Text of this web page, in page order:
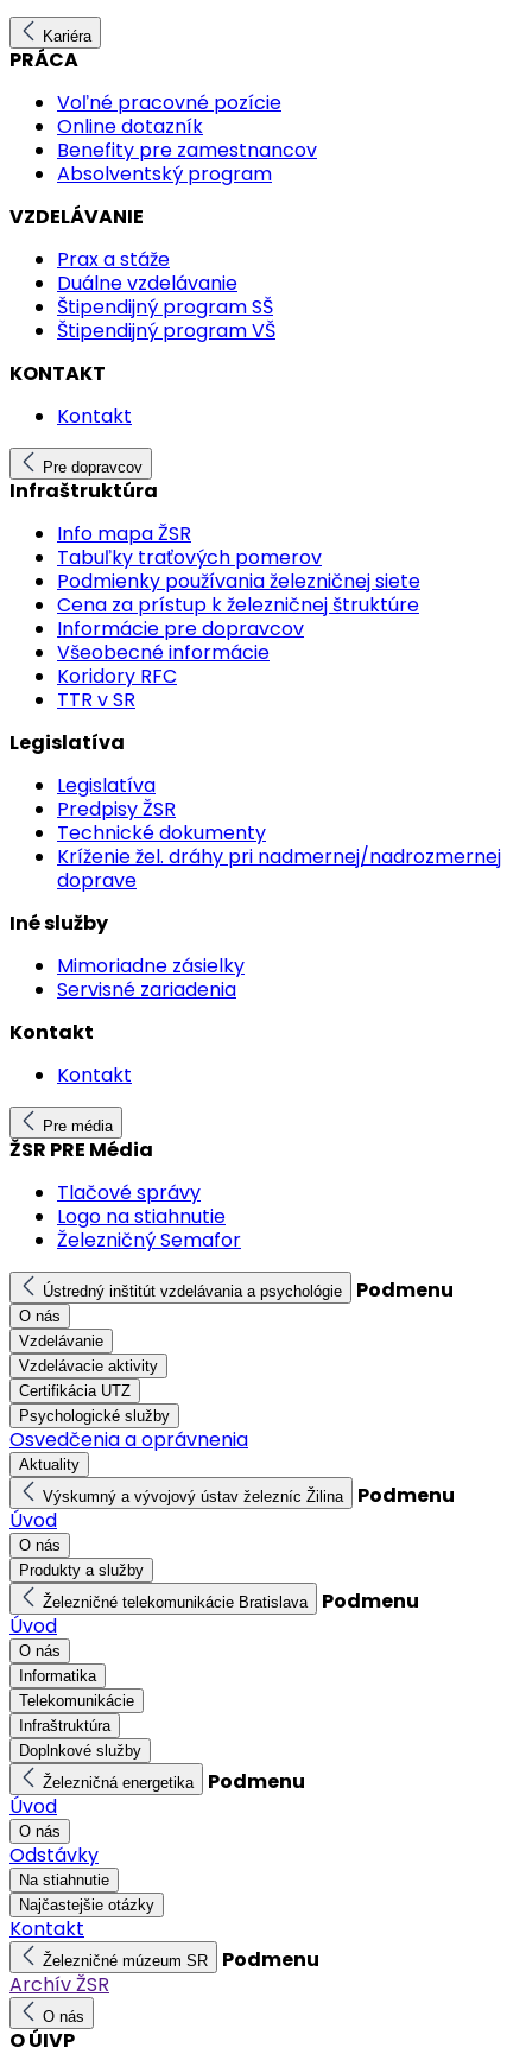
Kariéra
PRÁCA
Voľné pracovné pozície
Online dotazník
Benefity pre zamestnancov
Absolventský program
VZDELÁVANIE
Prax a stáže
Duálne vzdelávanie
Štipendijný program SŠ
Štipendijný program VŠ
KONTAKT
Kontakt
Pre dopravcov
Infraštruktúra
Info mapa ŽSR
Tabuľky traťových pomerov
Podmienky používania železničnej siete
Cena za prístup k železničnej štruktúre
Informácie pre dopravcov
Všeobecné informácie
Koridory RFC
TTR v SR
Legislatíva
Legislatíva
Predpisy ŽSR
Technické dokumenty
Kríženie žel. dráhy pri nadmernej/nadrozmernej
doprave
Iné služby
Mimoriadne zásielky
Servisné zariadenia
Kontakt
Kontakt
Pre média
ŽSR PRE Média
Tlačové správy
Logo na stiahnutie
Železničný Semafor
Ústredný inštitút vzdelávania a psychológie Podmenu
O nás
Vzdelávanie
Vzdelávacie aktivity
Certifikácia UTZ
Psychologické služby
Osvedčenia a oprávnenia
Aktuality
Výskumný a vývojový ústav železníc Žilina
Podmenu
Úvod
O nás
Produkty a služby
Železničné telekomunikácie Bratislava
Podmenu
Úvod
O nás
Informatika
Telekomunikácie
Infraštruktúra
Doplnkové služby
Železničná energetika
Podmenu
Úvod
O nás
Odstávky
Na stiahnutie
Najčastejšie otázky
Kontakt
Železničné múzeum SR
Podmenu
Archív ŽSR
O nás
O ÚIVP